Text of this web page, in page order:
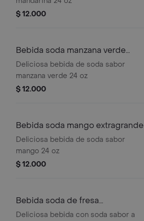
$ 12.000
Bebida soda manzana verde
extragrande
Deliciosa bebida de soda sabor
manzana verde 24 oz
$ 12.000
Bebida soda mango extragrande
Deliciosa bebida de soda sabor
mango 24 oz
$ 12.000
Bebida soda de fresa
extragrande
Deliciosa bebida con soda sabor a